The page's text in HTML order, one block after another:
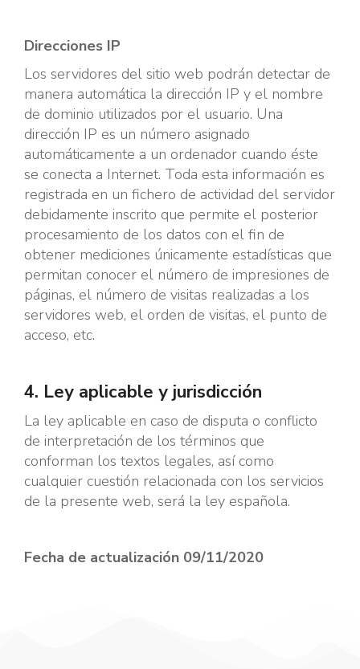
Direcciones IP
Los servidores del sitio web podrán detectar de
manera automática la dirección IP y el nombre
de dominio utilizados por el usuario. Una
dirección IP es un número asignado
automáticamente a un ordenador cuando éste
se conecta a Internet. Toda esta información es
registrada en un fichero de actividad del servidor
debidamente inscrito que permite el posterior
procesamiento de los datos con el fin de
obtener mediciones únicamente estadísticas que
permitan conocer el número de impresiones de
páginas, el número de visitas realizadas a los
servidores web, el orden de visitas, el punto de
acceso, etc.
4. Ley aplicable y jurisdicción
La ley aplicable en caso de disputa o conflicto
de interpretación de los términos que
conforman los textos legales, así como
cualquier cuestión relacionada con los servicios
de la presente web, será la ley española.
Fecha de actualización 09/11/2020